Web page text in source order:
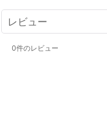
レビュー
0件のレビュー